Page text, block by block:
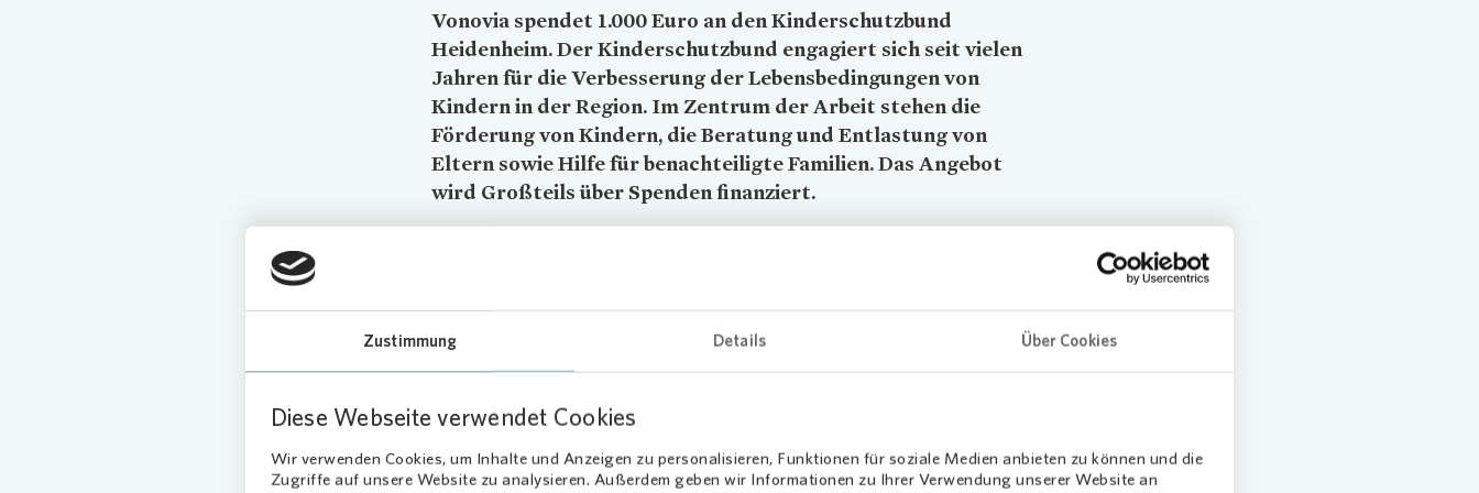
Zustimmung Details Über Cookies
Diese Webseite verwendet Cookies
Wir verwenden Cookies, um Inhalte und Anzeigen zu personalisieren, Funktionen für soziale Medien anbieten zu können und die
Zugriffe auf unsere Website zu analysieren. Außerdem geben wir Informationen zu Ihrer Verwendung unserer Website an
Vonovia spendet 1.000 Euro an den Kinderschutzbund
Heidenheim. Der Kinderschutzbund engagiert sich seit vielen
Jahren für die Verbesserung der Lebensbedingungen von
Kindern in der Region. Im Zentrum der Arbeit stehen die
Förderung von Kindern, die Beratung und Entlastung von
Eltern sowie Hilfe für benachteiligte Familien. Das Angebot
wird Großteils über Spenden finanziert.
„Auch in unseren Beständen wohnen Kinder, die schon Hilfe durch den
Kinderschutzbund erhalten haben. Deshalb unterstützen wir den Verein sehr gerne
Kinderschutzbundes neu zu gestalten. Durch das Entfernen einer Wand wurden zwei
Raum entstand eine geräumige Küche. Der neue Bereich wird von Eltern und Kindern